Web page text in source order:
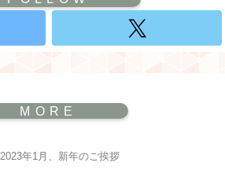
2023年1月、新年のご挨拶